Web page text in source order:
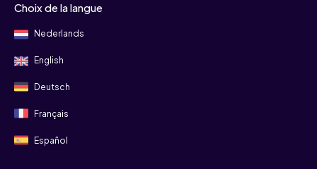
Choix de la langue
Nederlands
English
Deutsch
Français
Español